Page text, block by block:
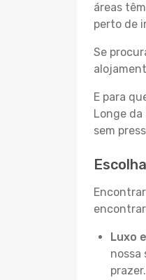
áreas
perto de
Se
E para
Longe
sem
Luxo
nossa
prazer.